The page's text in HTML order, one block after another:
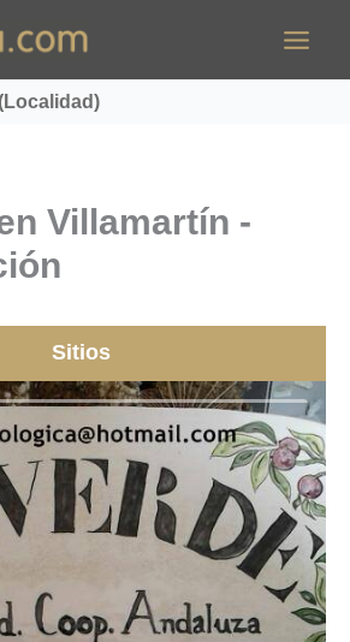
Villamartín -
Sitios